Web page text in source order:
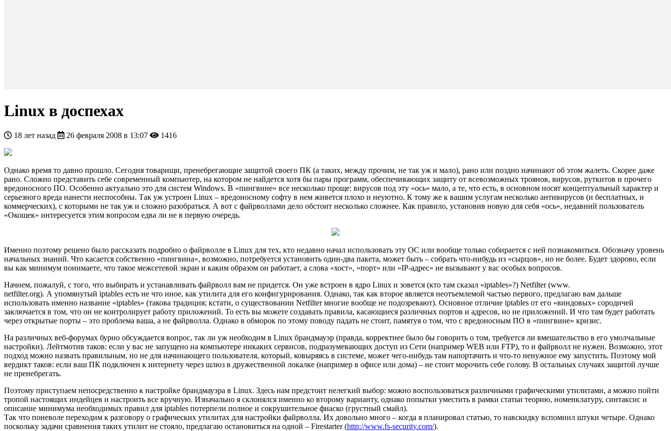
Linux в доспехах
18 лет назад 26 февраля 2008 в 13:07 1416
Однако время то давно прошло. Сегодня товарищи, пренебрегающие защитой своего ПК (а таких, между прочим, не так уж и мало), рано или поздно начинают об этом жалеть. Скорее даже
рано. Сложно представить себе современный компьютер, на котором не найдется хотя бы пары программ, обеспечивающих защиту от всевозможных троянов, вирусов, руткитов и прочего
вредоносного ПО. Особенно актуально это для систем Windows. В «пингвине» все несколько проще: вирусов под эту «ось» мало, а те, что есть, в основном носят концептуальный характер и
серьезного вреда нанести неспособны. Так уж устроен Linux – вредоносному софту в нем живется плохо и неуютно. К тому же к вашим услугам несколько антивирусов (и бесплатных, и
коммерческих), с которыми не так уж и сложно разобраться. А вот с файрволлами дело обстоит несколько сложнее. Как правило, установив новую для себя «ось», недавний пользователь
«Окошек» интересуется этим вопросом едва ли не в первую очередь.
Именно поэтому решено было рассказать подробно о файрволле в Linux для тех, кто недавно начал использовать эту ОС или вообще только собирается с ней познакомиться. Обозначу уровень
начальных знаний. Что касается собственно «пингвина», возможно, потребуется установить один-два пакета, может быть – собрать что-нибудь из «сырцов», но не более. Будет здорово, если
вы как минимум понимаете, что такое межсетевой экран и каким образом он работает, а слова «хост», «порт» или «IP-адрес» не вызывают у вас особых вопросов.
Начнем, пожалуй, с того, что выбирать и устанавливать файрволл вам не придется. Он уже встроен в ядро Linux и зовется (кто там сказал «iptables»?) Netfilter (www.
netfilter.org). А упомянутый iptables есть не что иное, как утилита для его конфигурирования. Однако, так как второе является неотъемлемой частью первого, предлагаю вам дальше
использовать именно название «iptables» (такова традиция; кстати, о существовании Netfilter многие вообще не подозревают). Основное отличие iptables от его «виндовых» сородичей
заключается в том, что он не контролирует работу приложений. То есть вы можете создавать правила, касающиеся различных портов и адресов, но не приложений. И что там будет работать
через открытые порты – это проблема ваша, а не файрволла. Однако в обморок по этому поводу падать не стоит, памятуя о том, что с вредоносным ПО в «пингвине» кризис.
На различных веб-форумах бурно обсуждается вопрос, так ли уж необходим в Linux брандмауэр (правда, корректнее было бы говорить о том, требуется ли вмешательство в его умолчальные
настройки). Лейтмотив таков: если у вас не запущено на компьютере никаких сервисов, подразумевающих доступ из Сети (например WEB или FTP), то и файрволл не нужен. Возможно, этот
подход можно назвать правильным, но не для начинающего пользователя, который, ковыряясь в системе, может чего-нибудь там напортачить и что-то ненужное ему запустить. Поэтому мой
вердикт таков: если ваш ПК подключен к интернету через шлюз в дружественной локалке (например в офисе или дома) – не стоит морочить себе голову. В остальных случаях защитой лучше
не пренебрегать.
Поэтому приступаем непосредственно к настройке брандмауэра в Linux. Здесь нам предстоит нелегкий выбор: можно воспользоваться различными графическими утилитами, а можно пойти
тропой настоящих индейцев и настроить все вручную. Изначально я склонялся именно ко второму варианту, однако попытки уместить в рамки статьи теорию, номенклатуру, синтаксис и
описание минимума необходимых правил для iptables потерпели полное и сокрушительное фиаско (грустный смайл).
Так что поневоле переходим к разговору о графических утилитах для настройки файрволла. Их довольно много – когда я планировал статью, то навскидку вспомнил штуки четыре. Однако
поскольку задачи сравнения таких утилит не стояло, предлагаю остановиться на одной – Firestarter (http://www.fs-security.com/).